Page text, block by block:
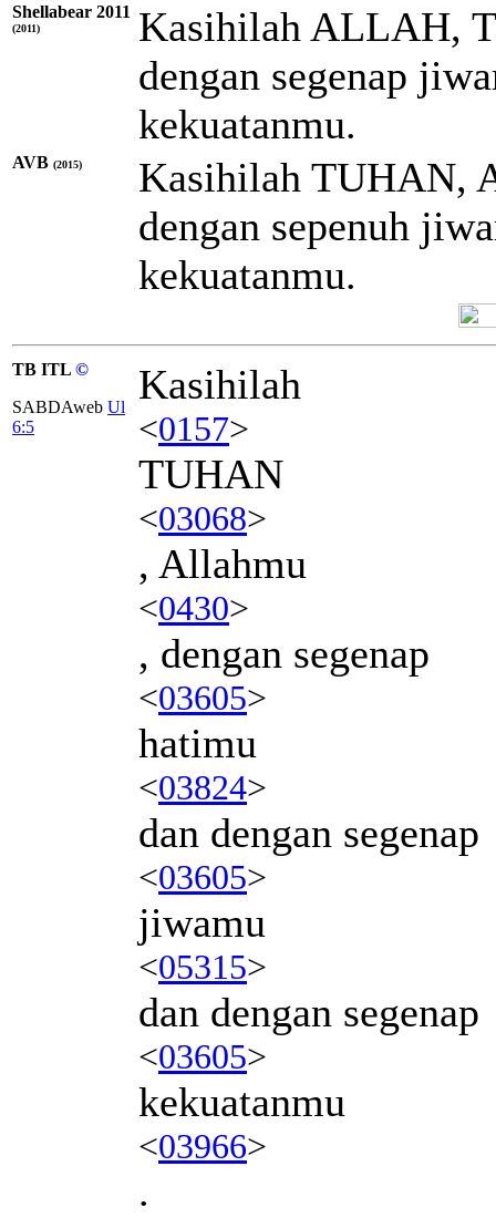
Shellabear 2011
(2011)
Kasihilah ALLAH,
dengan segenap
kekuatanmu.
AVB (2015)
Kasihilah TUHAN,
dengan sepenuh
kekuatanmu.
TB ITL ©
SABDAweb Ul
6:5
Kasihilah
<0157>
TUHAN
<03068>
, Allahmu
<0430>
, dengan segenap
<03605>
hatimu
<03824>
dan dengan segenap
<03605>
jiwamu
<05315>
dan dengan segenap
<03605>
kekuatanmu
<03966>
.